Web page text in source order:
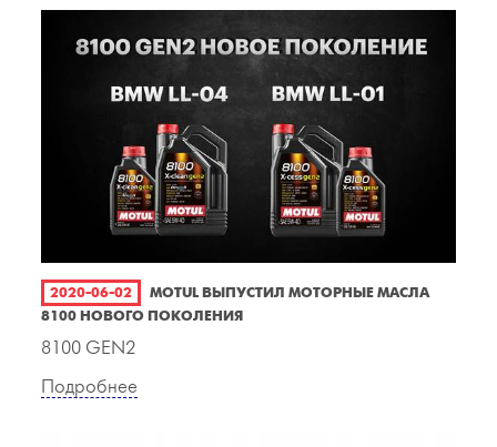
2020-06-02
MOTUL ВЫПУСТИЛ МОТОРНЫЕ МАСЛА
8100 НОВОГО ПОКОЛЕНИЯ
8100 GEN2
Подробнее